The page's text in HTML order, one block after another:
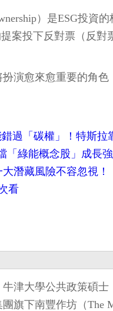
）是ESG投資
案投下反對票（反對
演愈來愈重要的角
過「碳權」！特斯拉
「綠能概念股」成長強
潛藏風險不容忽視！
看
津大學公共政策碩士
旗下南豐作坊（The